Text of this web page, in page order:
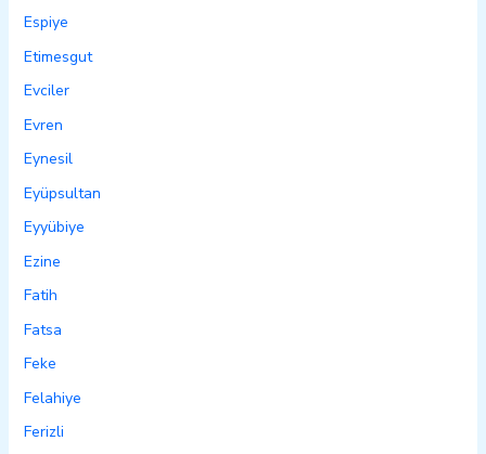
Espiye
Etimesgut
Evciler
Evren
Eynesil
Eyüpsultan
Eyyübiye
Ezine
Fatih
Fatsa
Feke
Felahiye
Ferizli